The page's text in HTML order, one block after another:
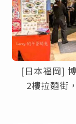
[日本福岡]
2樓拉麵街